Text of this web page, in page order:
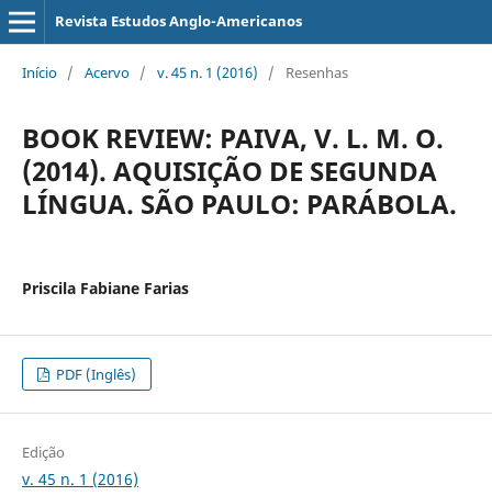
Revista Estudos Anglo-Americanos
Início / Acervo / v. 45 n. 1 (2016) / Resenhas
BOOK REVIEW: PAIVA, V. L. M. O.
(2014). AQUISIÇÃO DE SEGUNDA
LÍNGUA. SÃO PAULO: PARÁBOLA.
Priscila Fabiane Farias
PDF (Inglês)
Edição
v. 45 n. 1 (2016)